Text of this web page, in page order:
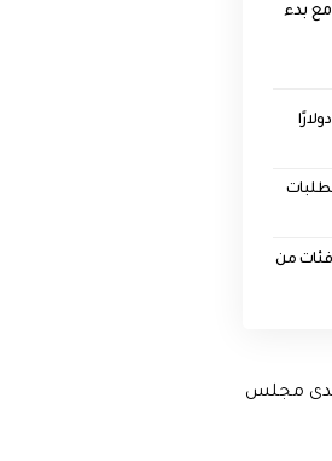
مع بدء
تراجع أسعار النفط وخام برنت يسجل 78.98 دولارًا
من
للتضخم لدى مجلس